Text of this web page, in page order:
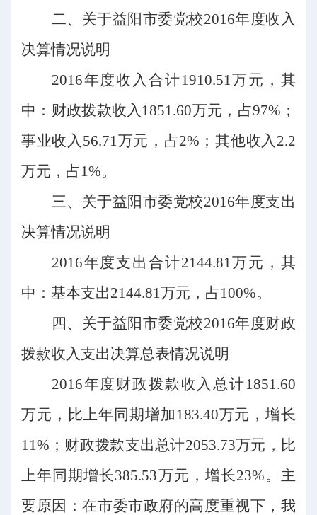
二、关于益阳市委党校2016年度收入
决算情况说明
2016年度收入合计1910.51万元，其
中：财政拨款收入1851.60万元，占97%；
事业收入56.71万元，占2%；其他收入2.2
万元，占1%。
三、关于益阳市委党校2016年度支出
决算情况说明
2016年度支出合计2144.81万元，其
中：基本支出2144.81万元，占100%。
四、关于益阳市委党校2016年度财政
拨款收入支出决算总表情况说明
2016年度财政拨款收入总计1851.60
万元，比上年同期增加183.40万元，增长
11%；财政拨款支出总计2053.73万元，比
上年同期增长385.53万元，增长23%。主
要原因：在市委市政府的高度重视下，我